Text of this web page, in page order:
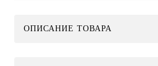
ОПИСАНИЕ ТОВАРА